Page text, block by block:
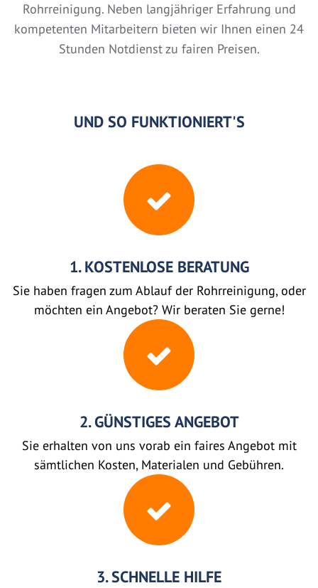
Rohrreinigung. Neben langjähriger Erfahrung und
kompetenten Mitarbeitern bieten wir Ihnen einen 24
Stunden Notdienst zu fairen Preisen.
UND SO FUNKTIONIERT'S
1. KOSTENLOSE BERATUNG
Sie haben fragen zum Ablauf der Rohrreinigung, oder
möchten ein Angebot? Wir beraten Sie gerne!
2. GÜNSTIGES ANGEBOT
Sie erhalten von uns vorab ein faires Angebot mit
sämtlichen Kosten, Materialen und Gebühren.
3. SCHNELLE HILFE